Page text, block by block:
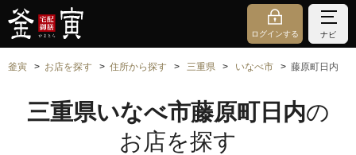
ログインする ナビ
釜寅 お店を探す 住所から探す 三重県 いなべ市 藤原町日内
三重県いなべ市藤原町日内の
お店を探す